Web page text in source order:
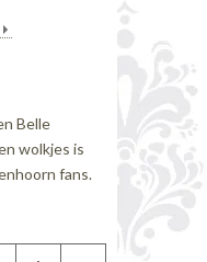
Belle
wolkjes is
fans.